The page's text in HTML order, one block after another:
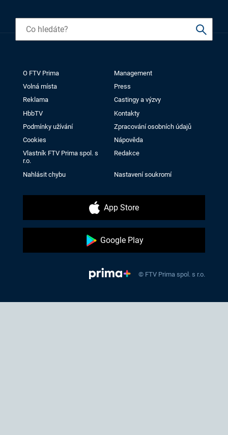
O FTV Prima
Management
Volná místa
Press
Reklama
Castingy a výzvy
HbbTV
Kontakty
Podmínky užívání
Zpracování osobních údajů
Cookies
Nápověda
Vlastník FTV Prima spol. s
r.o.
Redakce
Nahlásit chybu Nastavení soukromí
App Store
Google Play
© FTV Prima spol. s r.o.